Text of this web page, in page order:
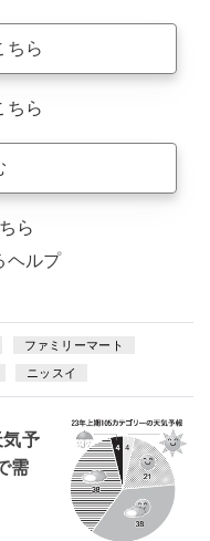
ちら
ちら
ら
ヘルプ
ファミリーマート
ニッスイ
予
需